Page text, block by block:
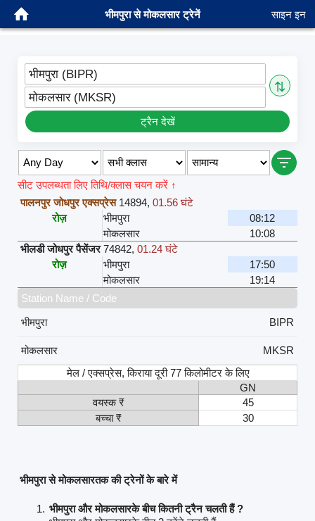
भीमपुरा से मोकलसार ट्रेनें साइन इन
भीमपुरा (BIPR)
⇅
मोकलसार (MKSR)
ट्रैन देखें
सीट उपलब्धता लिए तिथि/क्लास चयन करें ↑
पालनपुर जोधपुर एक्सप्रेस 14894, 01.56 घंटे
रोज़
भीमपुरा
08:12
मोकलसार
10:08
भीलडी जोधपुर पैसेंजर 74842, 01.24 घंटे
रोज़
भीमपुरा
17:50
मोकलसार
19:14
Station Name / Code
भीमपुरा
BIPR
मोकलसार
MKSR
मेल / एक्सप्रेस, किराया दूरी 77 किलोमीटर के लिए
GN
वयस्क ₹
45
बच्चा ₹
30
भीमपुरा से मोकलसारतक की ट्रेनों के बारे में
भीमपुरा और मोकलसारके बीच कितनी ट्रैन चलती हैं ?